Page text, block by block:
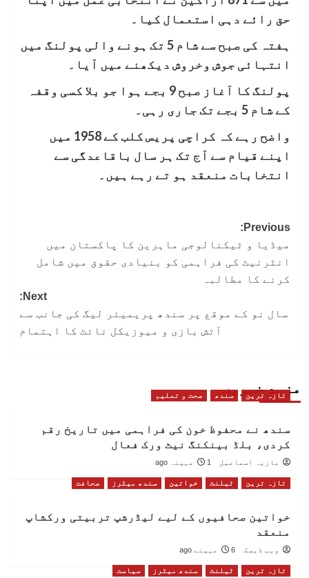
حق رائے دہی استعمال کیا۔
ہفتہ کی صبح سے شام 5 تک ہونے والی پولنگ میں
انتہائی جوش وخروش دیکھنے میں آیا۔
پولنگ کا آغاز صبح 9 بجے ہوا جو بلا کسی وقفہ
کے شام 5 بجے تک جاری رہی۔
واضح رہے کہ کراچی پریس کلب کے 1958 میں
اپنے قیام سے آج تک ہر سال باقاعدگی سے
انتخابات منعقد ہو تے رہے ہیں۔
Post
navigation
Previous:
میڈیا و ٹیکنالوجی ماہرین کا پاکستان میں
انٹرنیٹ کی فراہمی کو بنیادی حقوق میں شامل
کرنے کا مطالبہ
Next:
سال نو کے موقع پر سندھ پریمیئر لیگ کی جانب سے
آتش بازی و میوزیکل نائٹ کا اہتمام
مزید خبریں
تازہ ترین سندھ صحت و تعلیم
سندھ نے محفوظ خون کی فراہمی میں تاریخ رقم
کردی، بلڈ بینکنگ نیٹ ورک فعال
ماریہ اسماعیل 1 مہینہ ago
تازہ ترین ٹیلنٹ خواتین سندھ میٹرز صحافت
خواتین صحافیوں کے لیے لیڈرشپ تربیتی ورکشاپ
منعقد
ویب ڈیسک 6 مہینے ago
تازہ ترین ٹیلنٹ سندھ میٹرز سیاست